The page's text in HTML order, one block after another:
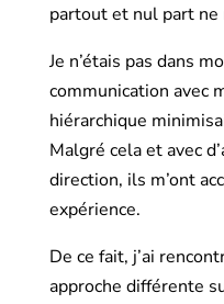
partout et nul part ne
Je n’étais pas dans
communication avec
hiérarchique
Malgré cela et avec
direction, ils m’ont
expérience.
De ce fait, j’ai
approche différente